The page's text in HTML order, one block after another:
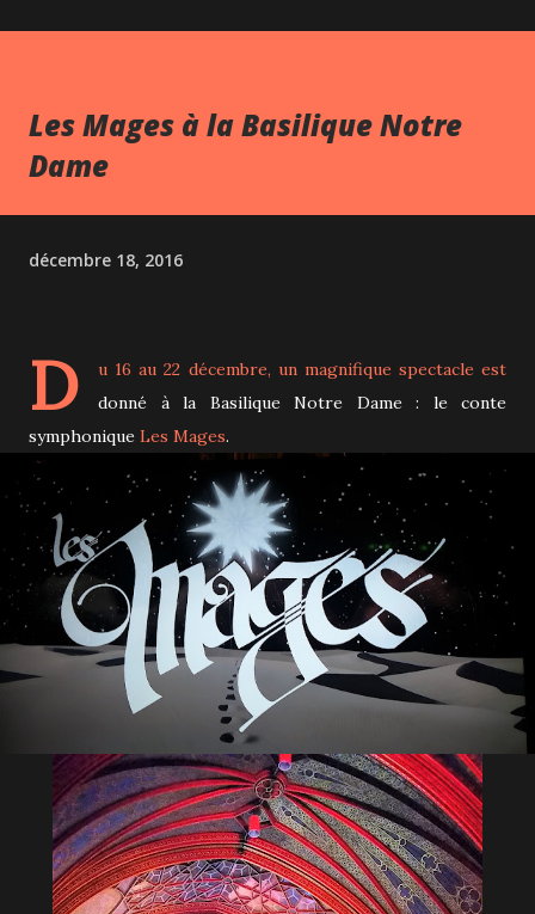
Les Mages à la Basilique Notre
Dame
décembre 18, 2016
D
u 16 au 22 décembre, un magnifique spectacle est
donné à la Basilique Notre Dame : le conte
symphonique Les Mages.